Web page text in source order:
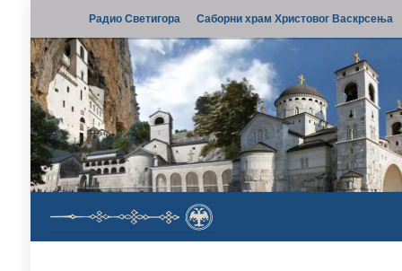
Радио Светигора Саборни храм Христовог Васкрсења